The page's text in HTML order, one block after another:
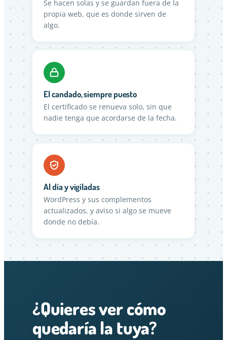
Se hacen solas y se guardan fuera de la
propia web, que es donde sirven de
algo.
El candado, siempre puesto
El certificado se renueva solo, sin que
nadie tenga que acordarse de la fecha.
Al día y vigiladas
WordPress y sus complementos
actualizados, y aviso si algo se mueve
donde no debía.
¿Quieres ver cómo
quedaría la tuya?